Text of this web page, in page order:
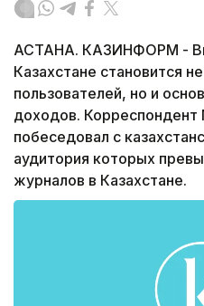
АСТАНА. КАЗИНФОРМ -
Казахстане становится
пользователей, но и
доходов.
побеседовал с
аудитория которых
журналов в Казахстане.